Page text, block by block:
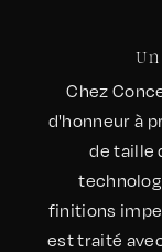
Chez
d'honneur à
de taille
finitions
est traité